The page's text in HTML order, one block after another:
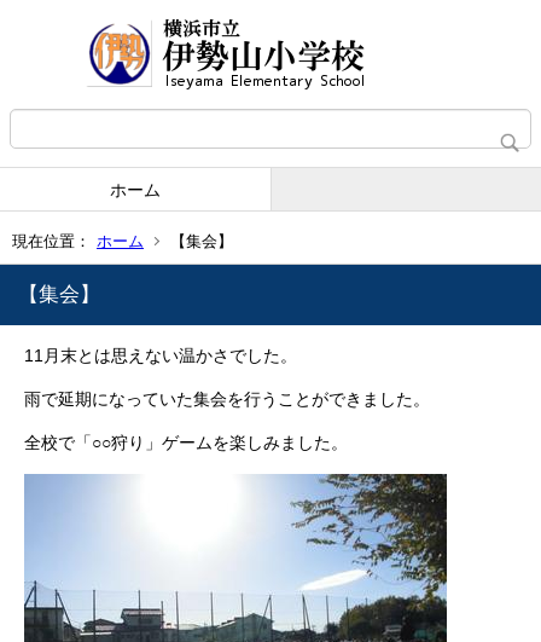
ホーム
現在位置： ホーム 【集会】
【集会】
11月末とは思えない温かさでした。
雨で延期になっていた集会を行うことができました。
全校で​「○○狩り」ゲームを楽しみました。